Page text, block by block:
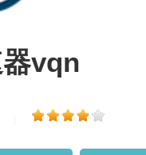
vqn